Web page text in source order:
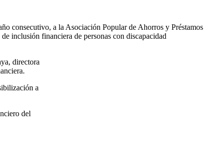
consecutivo, a la Asociación Popular de Ahorros y Préstamos
inclusión financiera de personas con discapacidad
directora
a
del